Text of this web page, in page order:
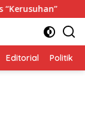
Luar
Editorial Politik